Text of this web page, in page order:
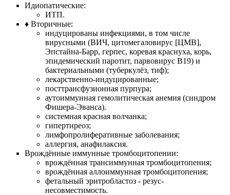
Идиопатические:
ИТП.
♦ Вторичные:
индуцированы инфекциями, в том числе
вирусными (ВИЧ, цитомегаловирус [ЦМВ],
Эпстайна-Барр, герпес, коревая краснуха, корь,
эпидемический паротит, парвовирус В19) и
бактериальными (туберкулёз, тиф);
лекарственно-индуцированные;
посттрансфузионная пурпура;
аутоиммунная гемолитическая анемия (синдром
Фишера-Эванса).
системная красная волчанка;
гипертиреоз;
лимфопролиферативные заболевания;
аллергия, анафилаксия.
Врождённые иммунные тромбоцитопении:
врождённая трансиммунная тромбоцитопения;
врождённая аллоиммунная тромбоцитопения;
фетальный эритробластоз - резус-
несовместимость.